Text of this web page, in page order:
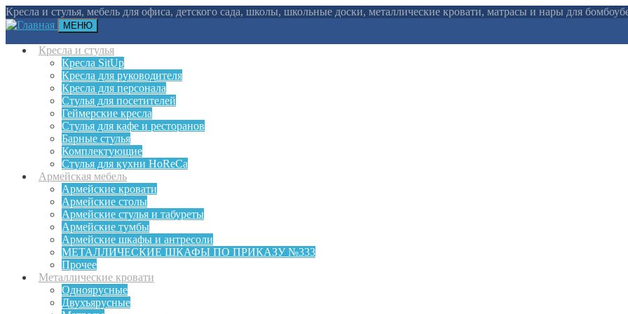
Кресла и стулья, мебель для офиса, детского сада, школы, школьные доски, металлические кровати, матрасы и нары для
МЕНЮ
Кресла и стулья
Кресла SitUp
Кресла для руководителя
Кресла для персонала
Стулья для посетителей
Геймерские кресла
Cтулья для кафе и ресторанов
Барные стулья
Комплектующие
Стулья для кухни HoReCa
Армейская мебель
Армейские кровати
Армейские столы
Армейские стулья и табуреты
Армейские тумбы
Армейские шкафы и антресоли
МЕТАЛЛИЧЕСКИЕ ШКАФЫ ПО ПРИКАЗУ №333
Прочее
Металлические кровати
Одноярусные
Двухъярусные